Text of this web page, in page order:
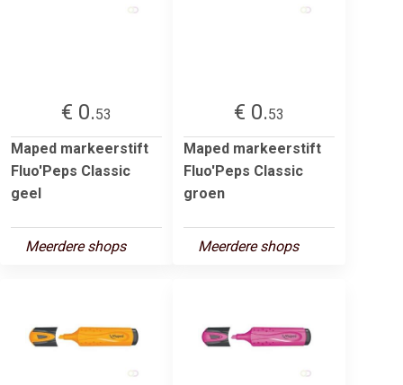
€ 0.53
Maped markeerstift
Fluo'Peps Classic
geel
Meerdere shops
€ 0.53
Maped markeerstift
Fluo'Peps Classic
groen
Meerdere shops